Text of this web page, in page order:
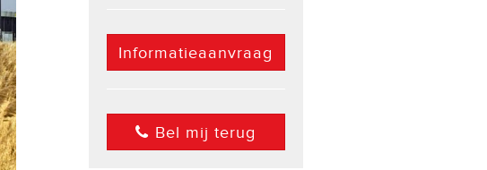
Informatieaanvraag
Bel mij terug